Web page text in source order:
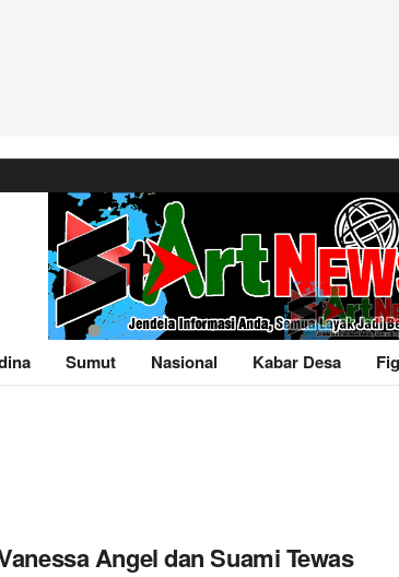
Sumut Nasional Kabar Desa
Angel dan Suami Tewas